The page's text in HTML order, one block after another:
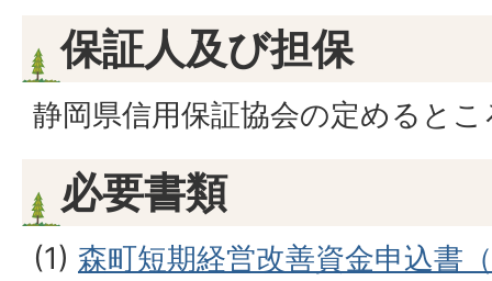
保証人及び担保
静岡県信用保証協会の定めると
必要書類
(1) 森町短期経営改善資金申込書